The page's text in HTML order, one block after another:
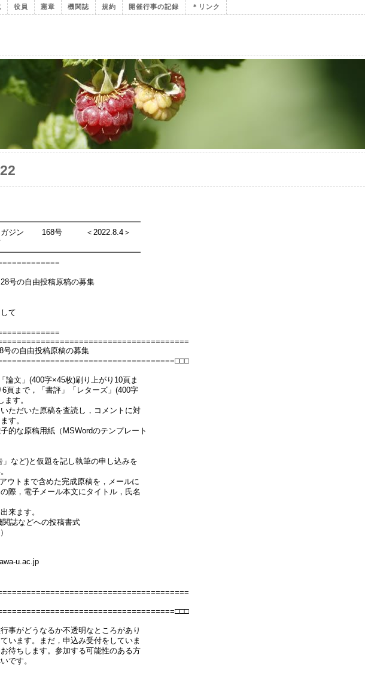
役員 憲章 機関誌 規約 開催行事の記録 ＊リンク
マガジン 168号 ＜2022.8.4＞
号の自由投稿原稿の募集
て
号の自由投稿原稿の募集
論文」(400字×45枚)刷り上がり10頁ま
頁まで，「書評」「レターズ」(400字
す。
ただいた原稿を査読し，コメントに対
す。
的な原稿用紙（MSWordのテンプレート
など)と仮題を記し執筆の申し込みを
ウトまで含めた完成原稿を，メールに
際，電子メール本文にタイトル，氏名
来ます。
誌などへの投稿書式
u.ac.jp
事がどうなるか不透明なところがあり
います。まだ，申込み受付をしていま
待ちします。参加する可能性のある方
です。